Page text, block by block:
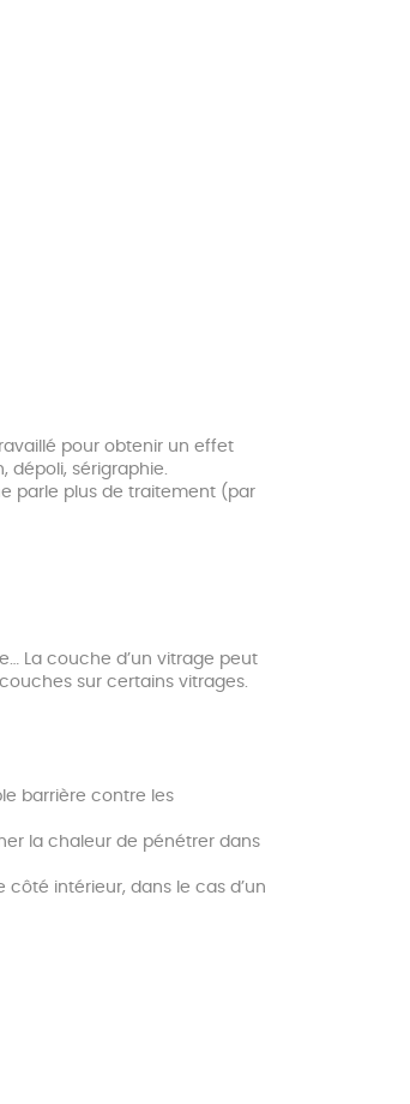
pour obtenir un effet
dépoli, sérigraphie.
parle plus de traitement (par
La couche d’un vitrage peut
sur certains vitrages.
barrière contre les
la chaleur de pénétrer dans
intérieur, dans le cas d’un